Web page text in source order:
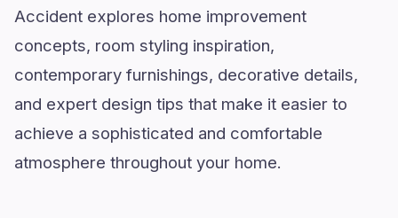
Accident explores home improvement
concepts, room styling inspiration,
contemporary furnishings, decorative details,
and expert design tips that make it easier to
achieve a sophisticated and comfortable
atmosphere throughout your home.